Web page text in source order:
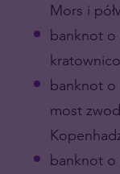
Mors i
banknot
banknot o
most
banknot o